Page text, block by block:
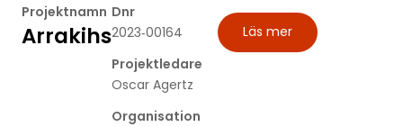
Projektnamn
Arrakihs
Dnr
2023‐00164
Projektledare
Oscar Agertz
Organisation
Läs mer